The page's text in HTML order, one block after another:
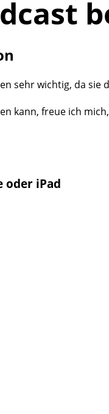
sehr wichtig, da
kann, freue ich
oder iPad